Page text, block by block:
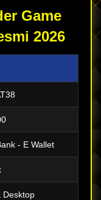
Game
2026
- E Wallet
Desktop